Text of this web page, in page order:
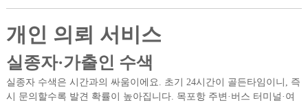
개인 의뢰 서비스
실종자·가출인 수색
실종자 수색은 시간과의 싸움이에요. 초기 24시간이 골든타임이니, 즉
시 문의할수록 발견 확률이 높아집니다. 목포항 주변·버스 터미널·여